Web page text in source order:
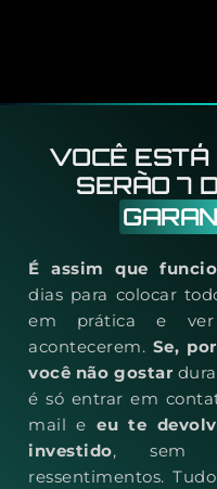
VOCÊ ESTÁ
SERÃO 7
É assim que
dias para colocar
em prática e ver
acontecerem. Se,
você não gostar
é só entrar em
mail e eu te
investido, sem
ressentimentos.